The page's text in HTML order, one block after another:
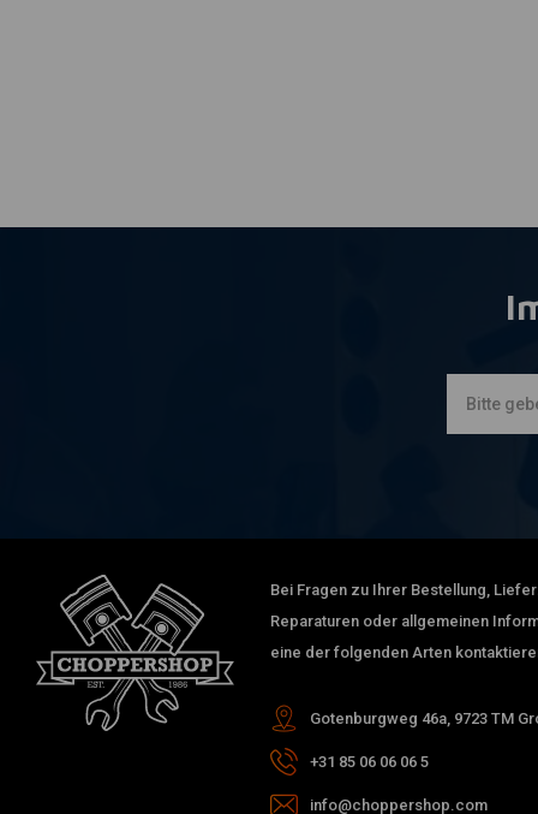
Bei Fragen zu Ihrer Bestellung,
Reparaturen oder allgemeinen
eine der folgenden Arten
Gotenburgweg 46a, 9723 TM
+31 85 06 06 06 5
info@choppershop.com